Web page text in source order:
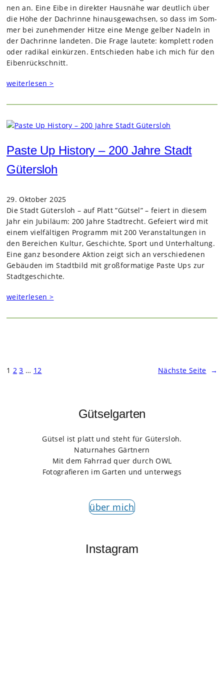
nen an. Eine Eibe in direk­ter Haus­nähe war deut­lich über
die Höhe der Dach­rinne hin­aus­ge­wach­sen, so dass im Som­
mer bei zuneh­men­der Hitze eine Menge gel­ber Nadeln in
der Dach­rinne lan­de­ten. Die Frage lau­tete: kom­plett roden
oder radi­kal ein­kür­zen. Ent­schie­den habe ich mich für den
Eiben­rück­schnitt.
weiterlesen >
Paste Up History – 200 Jahre Stadt
Gütersloh
29. Oktober 2025
Die Stadt Güters­loh – auf Platt ”Gütsel” – fei­ert in die­sem
Jahr ein Jubi­läum: 200 Jahre Stadt­recht. Gefei­ert wird mit
einem viel­fäl­ti­gen Pro­gramm mit 200 Ver­an­stal­tun­gen in
den Berei­chen Kul­tur, Geschichte, Sport und Unter­hal­tung.
Eine ganz beson­dere Aktion zeigt sich an ver­schie­de­nen
Gebäu­den im Stadt­bild mit groß­for­ma­tige Paste Ups zur
Stadt­ge­schichte.
weiterlesen >
1 2 3 … 12 Nächste Seite →
Gütselgarten
Gütsel ist platt und steht für Gütersloh.
Naturnahes Gärtnern
Mit dem Fahrrad quer durch OWL
Fotografieren im Garten und unterwegs
über mich
Instagram